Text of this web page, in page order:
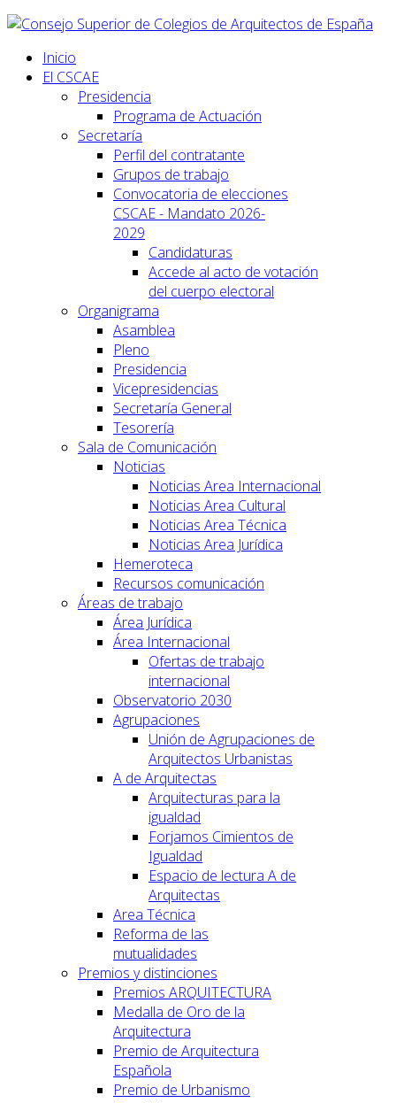
Inicio
El CSCAE
Presidencia
Programa de Actuación
Secretaría
Perfil del contratante
Grupos de trabajo
Convocatoria de elecciones
CSCAE - Mandato 2026-
2029
Candidaturas
Accede al acto de votación
del cuerpo electoral
Organigrama
Asamblea
Pleno
Presidencia
Vicepresidencias
Secretaría General
Tesorería
Sala de Comunicación
Noticias
Noticias Area Internacional
Noticias Area Cultural
Noticias Area Técnica
Noticias Area Jurídica
Hemeroteca
Recursos comunicación
Áreas de trabajo
Área Jurídica
Área Internacional
Ofertas de trabajo
internacional
Observatorio 2030
Agrupaciones
Unión de Agrupaciones de
Arquitectos Urbanistas
A de Arquitectas
Arquitecturas para la
igualdad
Forjamos Cimientos de
Igualdad
Espacio de lectura A de
Arquitectas
Area Técnica
Reforma de las
mutualidades
Premios y distinciones
Premios ARQUITECTURA
Medalla de Oro de la
Arquitectura
Premio de Arquitectura
Española
Premio de Urbanismo